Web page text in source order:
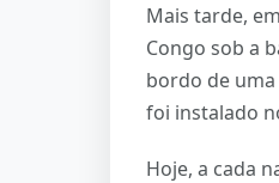
Mais tarde,
Congo sob a
bordo de
foi instalado
Hoje, a cada